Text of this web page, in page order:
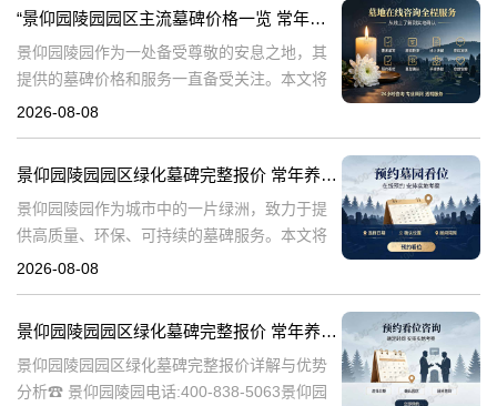
区
“景仰园陵园园区主流墓碑价格一览 常年保洁养护随单赠送 专属优惠活动解析”
景仰园陵园作为一处备受尊敬的安息之地，其
提供的墓碑价格和服务一直备受关注。本文将
深入探讨景仰园陵园园区主流墓碑的价格体
尽
2026-08-08
景仰园陵园园区绿化墓碑完整报价 常年养护不收取额外费用详解与专属优惠活动介绍
景仰园陵园作为城市中的一片绿洲，致力于提
供高质量、环保、可持续的墓碑服务。本文将
详细解析景仰园陵园园区绿化墓碑的完整报
2026-08-08
景仰园陵园园区绿化墓碑完整报价 常年养护不收取额外费用详解与优势分析
景仰园陵园园区绿化墓碑完整报价详解与优势
分析☎ 景仰园陵园电话:400-838-5063景仰园